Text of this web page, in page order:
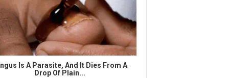
Is A Parasite, And It Dies From A
Drop Of Plain...